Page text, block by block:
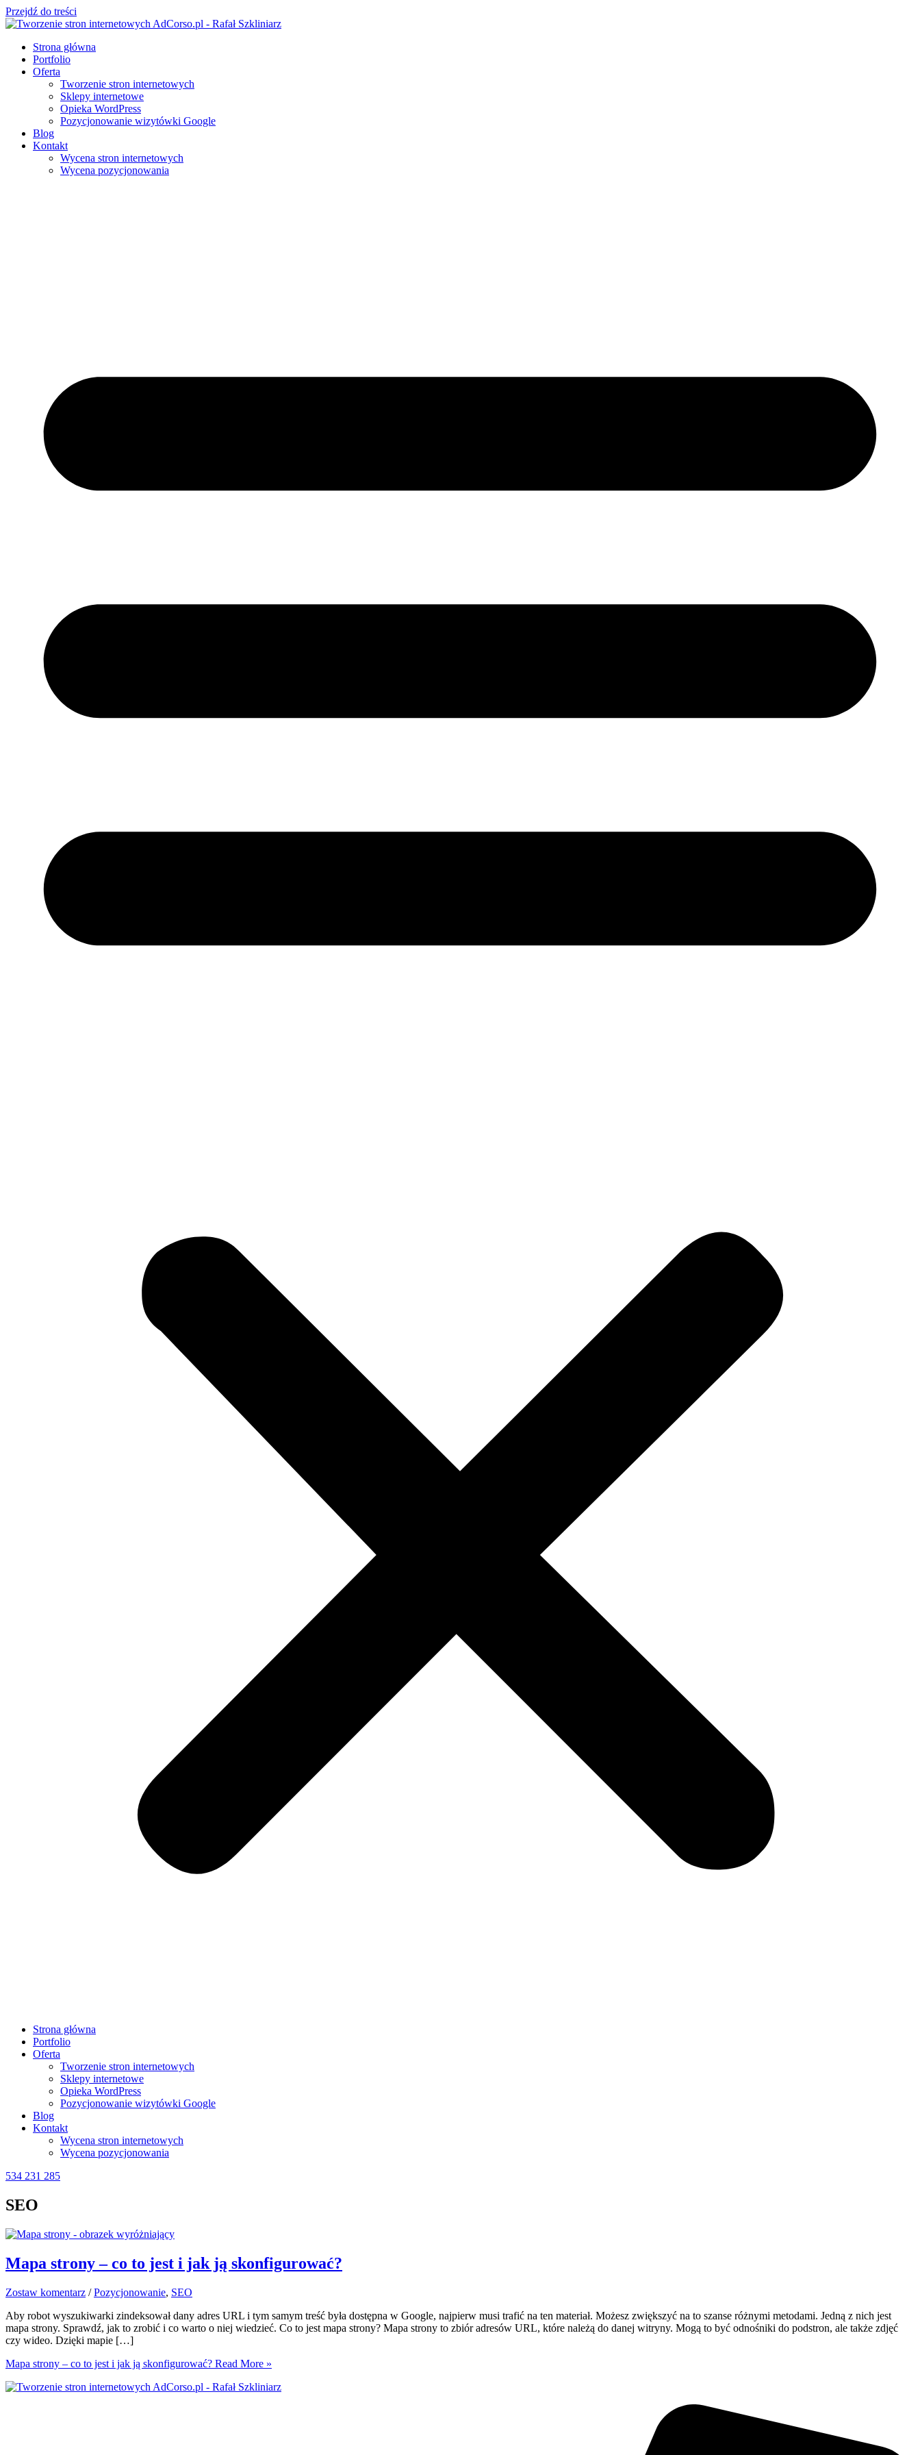
Przejdź do treści
Strona główna
Portfolio
Oferta
Tworzenie stron internetowych
Sklepy internetowe
Opieka WordPress
Pozycjonowanie wizytówki Google
Blog
Kontakt
Wycena stron internetowych
Wycena pozycjonowania
Strona główna
Portfolio
Oferta
Tworzenie stron internetowych
Sklepy internetowe
Opieka WordPress
Pozycjonowanie wizytówki Google
Blog
Kontakt
Wycena stron internetowych
Wycena pozycjonowania
534 231 285
SEO
Mapa strony – co to jest i jak ją skonfigurować?
Zostaw komentarz /Pozycjonowanie, SEO
Aby robot wyszukiwarki zindeksował dany adres URL i tym samym treść była dostępna w Google, najpierw musi trafić na ten materiał. Możesz zwiększyć na to szanse różnymi metodami. Jedną z nich jest
mapa strony. Sprawdź, jak to zrobić i co warto o niej wiedzieć. Co to jest mapa strony? Mapa strony to zbiór adresów URL, które należą do danej witryny. Mogą to być odnośniki do podstron, ale także zdjęć
czy wideo. Dzięki mapie […]
Mapa strony – co to jest i jak ją skonfigurować? Read More »